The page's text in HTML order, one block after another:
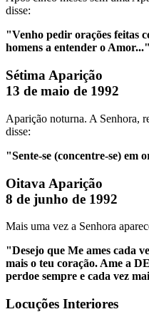
disse:
"Venho pedir orações feitas
homens a entender o Amor..."
Sétima Aparição
13 de maio de 1992
Aparição noturna. A Senhora,
disse:
"Sente-se (concentre-se) em
Oitava Aparição
8 de junho de 1992
Mais uma vez a Senhora
"Desejo que Me ames cada
mais o teu coração. Ame a
perdoe sempre e cada vez
Locuções Interiores